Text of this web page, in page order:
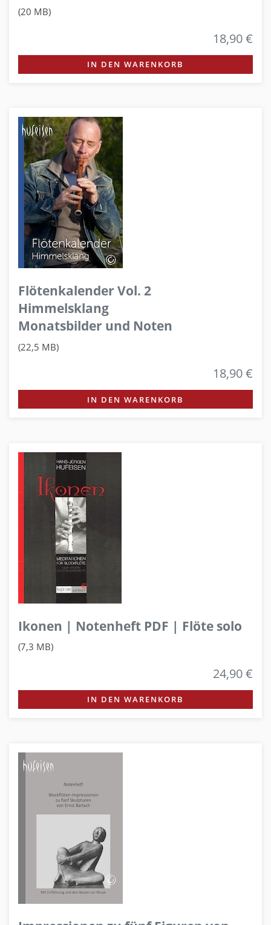
(20 MB)
18,90 €
IN DEN WARENKORB
Flötenkalender Vol. 2
Himmelsklang
Monatsbilder und Noten
(22,5 MB)
18,90 €
IN DEN WARENKORB
Ikonen | Notenheft PDF | Flöte solo
(7,3 MB)
24,90 €
IN DEN WARENKORB